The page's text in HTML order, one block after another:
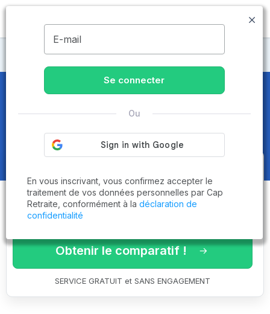
MENU
Maisons de retraite Loire-Atlantique
Maisons de retraite et EHPAD
La Chapelle-des-Marais (44410)
Obtenez le
comparatif des
établissementsadaptés à vos
critères en 3 minutes !
Obtenir le comparatif !
SERVICE GRATUIT et SANS ENGAGEMENT
E-mail
Se connecter
Ou
En vous inscrivant, vous confirmez accepter le
traitement de vos données personnelles par Cap
Retraite, conformément à la déclaration de
confidentialité